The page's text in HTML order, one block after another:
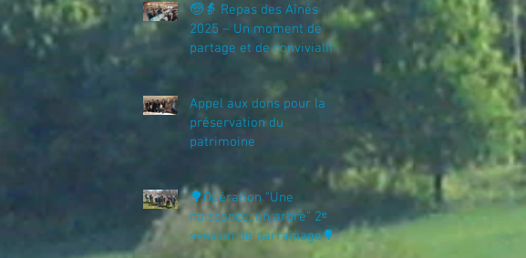
🧓👵 Repas des Aînés
2025 – Un moment de
partage et de convivialité
Appel aux dons pour la
préservation du
patrimoine
🌳Opération "Une
naissance, un arbre" 2ᵉ
session de parrainage🌳